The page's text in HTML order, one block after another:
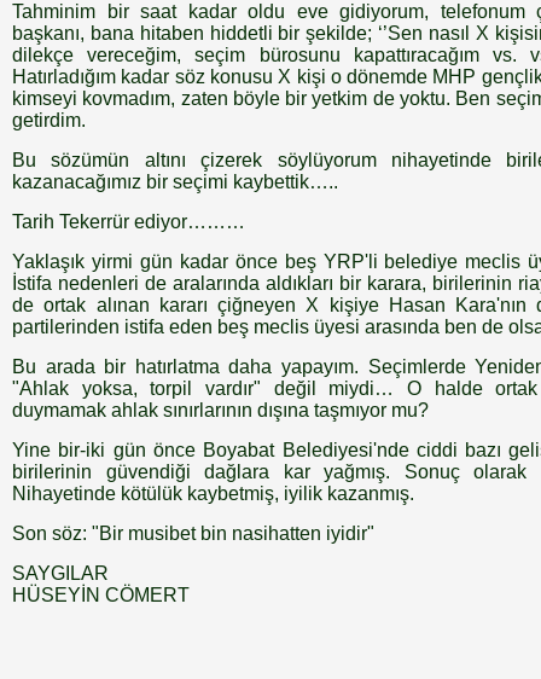
Tahminim bir saat kadar oldu eve gidiyorum, telefonum
başkanı, bana hitaben hiddetli bir şekilde; ‘’Sen nasıl X
dilekçe vereceğim, seçim bürosunu kapattıracağım vs.
Hatırladığım kadar söz konusu X kişi o dönemde MHP
kimseyi kovmadım, zaten böyle bir yetkim de yoktu. Ben
getirdim.
Bu sözümün altını çizerek söylüyorum nihayetinde
kazanacağımız bir seçimi kaybettik…..
Tarih Tekerrür ediyor………
Yaklaşık yirmi gün kadar önce beş YRP'li belediye meclis
İstifa nedenleri de aralarında aldıkları bir karara, birilerinin
de ortak alınan kararı çiğneyen X kişiye Hasan Kara'nın
partilerinden istifa eden beş meclis üyesi arasında ben de
Bu arada bir hatırlatma daha yapayım. Seçimlerde
"Ahlak yoksa, torpil vardır" değil miydi… O halde ortak
duymamak ahlak sınırlarının dışına taşmıyor mu?
Yine bir-iki gün önce Boyabat Belediyesi'nde ciddi bazı
birilerinin güvendiği dağlara kar yağmış. Sonuç
Nihayetinde kötülük kaybetmiş, iyilik kazanmış.
Son söz: "Bir musibet bin nasihatten iyidir"
SAYGILAR
HÜSEYİN CÖMERT